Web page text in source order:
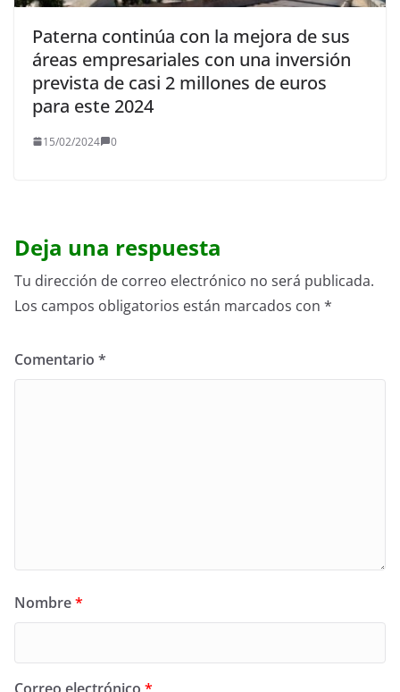
Paterna continúa con la mejora de sus
áreas empresariales con una inversión
prevista de casi 2 millones de euros
para este 2024
15/02/2024 0
Deja una respuesta
Tu dirección de correo electrónico no será publicada.
Los campos obligatorios están marcados con *
Comentario *
Nombre*